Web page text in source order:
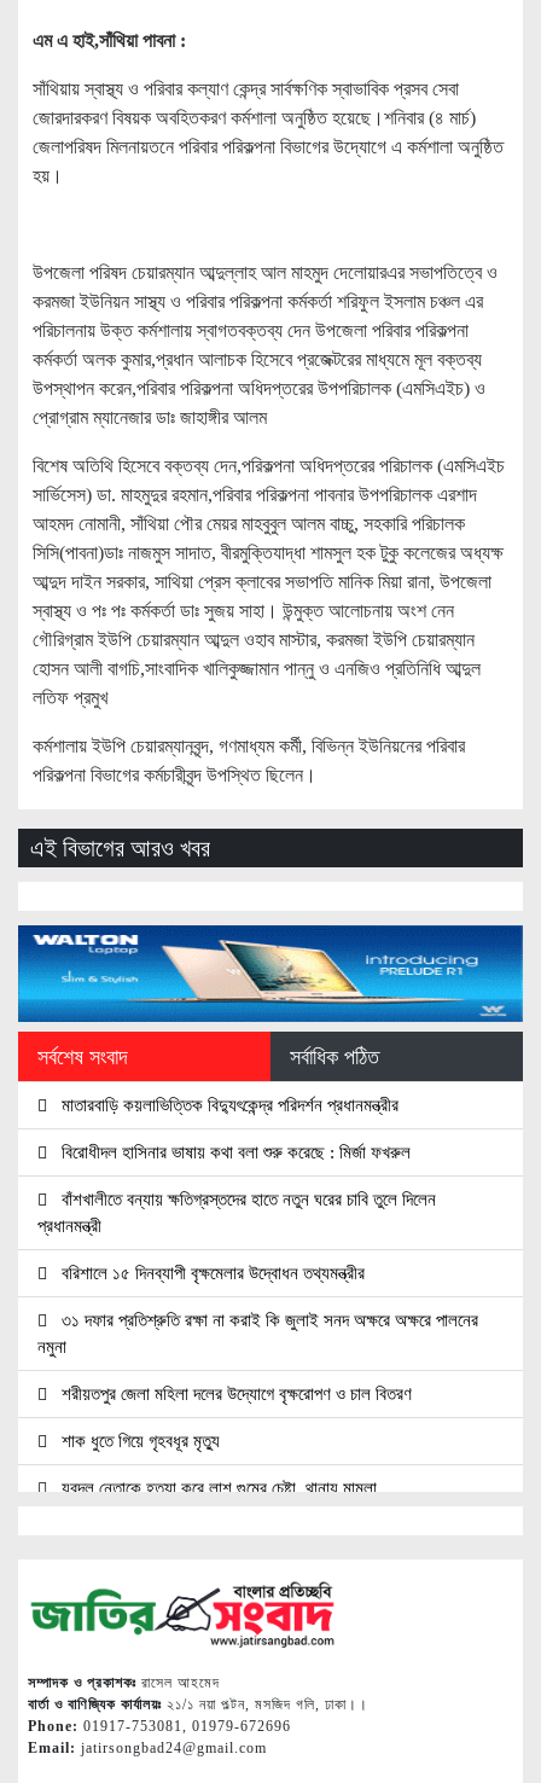
এম এ হাই,সাঁথিয়া পাবনা :
সাঁথিয়ায় স্বাস্থ্য ও পরিবার কল্যাণ কেন্দ্র সার্বক্ষণিক স্বাভাবিক প্রসব সেবা
জোরদারকরণ বিষয়ক অবহিতকরণ কর্মশালা অনুষ্ঠিত হয়েছে।শনিবার (৪ মার্চ)
জেলাপরিষদ মিলনায়তনে পরিবার পরিকল্পনা বিভাগের উদ্যোগে এ কর্মশালা অনুষ্ঠিত
হয়।
উপজেলা পরিষদ চেয়ারম্যান আব্দুল্লাহ আল মাহমুদ দেলোয়ারএর সভাপতিত্বে ও
করমজা ইউনিয়ন সাস্থ্য ও পরিবার পরিকল্পনা কর্মকর্তা শরিফুল ইসলাম চঞ্চল এর
পরিচালনায় উক্ত কর্মশালায় স্বাগতবক্তব্য দেন উপজেলা পরিবার পরিকল্পনা
কর্মকর্তা অলক কুমার,প্রধান আলাচক হিসেবে প্রজেক্টরের মাধ্যমে মূল বক্তব্য
উপস্থাপন করেন,পরিবার পরিকল্পনা অধিদপ্তরের উপপরিচালক (এমসিএইচ) ও
প্রােগ্রাম ম্যানেজার ডাঃ জাহাঙ্গীর আলম
বিশেষ অতিথি হিসেবে বক্তব্য দেন,পরিকল্পনা অধিদপ্তরের পরিচালক (এমসিএইচ
সার্ভিসেস) ডা. মাহমুদুর রহমান,পরিবার পরিকল্পনা পাবনার উপপরিচালক এরশাদ
আহমদ নোমানী, সাঁথিয়া পৌর মেয়র মাহবুবুল আলম বাচ্চু, সহকারি পরিচালক
সিসি(পাবনা)ডাঃ নাজমুস সাদাত, বীরমুক্তিযাদ্ধা শামসুল হক টুকু কলেজের অধ্যক্ষ
আব্দুদ দাইন সরকার, সাথিয়া প্রেস ক্লাবের সভাপতি মানিক মিয়া রানা, উপজেলা
স্বাস্থ্য ও পঃ পঃ কর্মকর্তা ডাঃ সুজয় সাহা। উন্মুক্ত আলোচনায় অংশ নেন
গৌরিগ্রাম ইউপি চেয়ারম্যান আব্দুল ওহাব মাস্টার, করমজা ইউপি চেয়ারম্যান
হোসন আলী বাগচি,সাংবাদিক খালিকুজ্জামান পান্নু ও এনজিও প্রতিনিধি আব্দুল
লতিফ প্রমুখ
কর্মশালায় ইউপি চেয়ারম্যানবৃন্দ, গণমাধ্যম কর্মী, বিভিন্ন ইউনিয়নের পরিবার
পরিকল্পনা বিভাগের কর্মচারীবৃন্দ উপস্থিত ছিলেন।
এই বিভাগের আরও খবর
সর্বশেষ সংবাদ সর্বাধিক পঠিত
মাতারবাড়ি কয়লাভিত্তিক বিদ্যুৎকেন্দ্র পরিদর্শন প্রধানমন্ত্রীর
বিরোধীদল হাসিনার ভাষায় কথা বলা শুরু করেছে : মির্জা ফখরুল
বাঁশখালীতে বন্যায় ক্ষতিগ্রস্তদের হাতে নতুন ঘরের চাবি তুলে দিলেন
প্রধানমন্ত্রী
বরিশালে ১৫ দিনব্যাপী বৃক্ষমেলার উদ্বোধন তথ্যমন্ত্রীর
৩১ দফার প্রতিশ্রুতি রক্ষা না করাই কি জুলাই সনদ অক্ষরে অক্ষরে পালনের
নমুনা
শরীয়তপুর জেলা মহিলা দলের উদ্যোগে বৃক্ষরোপণ ও চাল বিতরণ
শাক ধুতে গিয়ে গৃহবধূর মৃত্যু
যুবদল নেতাকে হত্যা করে লাশ গুমের চেষ্টা, থানায় মামলা
স্বেচ্ছাসেবক দল নেতা বিল্লাল হত্যায় সাবেক কাউন্সিলর হাবিব গ্রেপ্তার
নোয়াখালীতে তিন হত্যা মামলার আসামি গ্রেপ্তার
জুলাই যোদ্ধাদের সিএনজি অটোরিকশা ও রিকশা উপহার দিলেন প্রধানমন্ত্রী
তারেক রহমান
জ্বালানি সেক্টরকে অস্থিতিশীল করার চেষ্টা করছে একটি চক্র: প্রধানমন্ত্রী
সম্পাদক ও প্রকাশকঃ রাসেল আহমেদ
বার্তা ও বাণিজ্যিক কার্যালয়ঃ ২১/১ নয়া পল্টন, মসজিদ গলি, ঢাকা।।
Phone: 01917-753081, 01979-672696
Email: jatirsongbad24@gmail.com